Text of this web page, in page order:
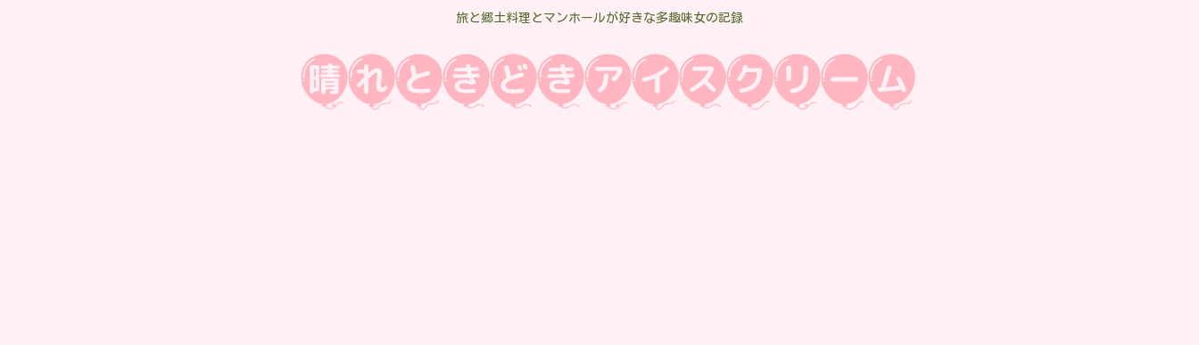
旅と郷土料理とマンホールが好きな多趣味女の記録